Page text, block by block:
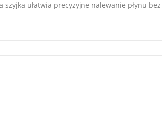
ułatwia precyzyjne nalewanie płynu